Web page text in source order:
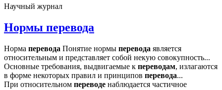
Научный журнал
Нормы перевода
Норма перевода Понятие нормы перевода является
относительным и представляет собой некую совокупность...
Основные требования, выдвигаемые к переводам, излагаются
в форме некоторых правил и принципов перевода...
При относительном переводе наблюдается частичное